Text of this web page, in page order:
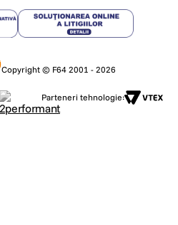
Copyright © F64 2001 - 2026
Parteneri tehnologie: